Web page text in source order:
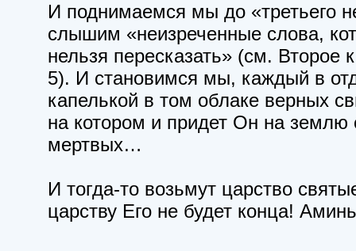
И поднимаемся мы до «третьего
слышим «неизреченные слова,
нельзя пересказать» (см. Второе
5). И становимся мы, каждый в
капелькой в том облаке верных
на котором и придет Он на землю
мертвых…
И тогда-то возьмут царство
царству Его не будет конца!